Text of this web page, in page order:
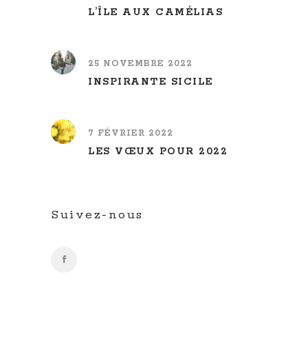
L’ÎLE AUX CAMÉLIAS
25 NOVEMBRE 2022
INSPIRANTE SICILE
7 FÉVRIER 2022
LES VŒUX POUR 2022
Suivez-nous